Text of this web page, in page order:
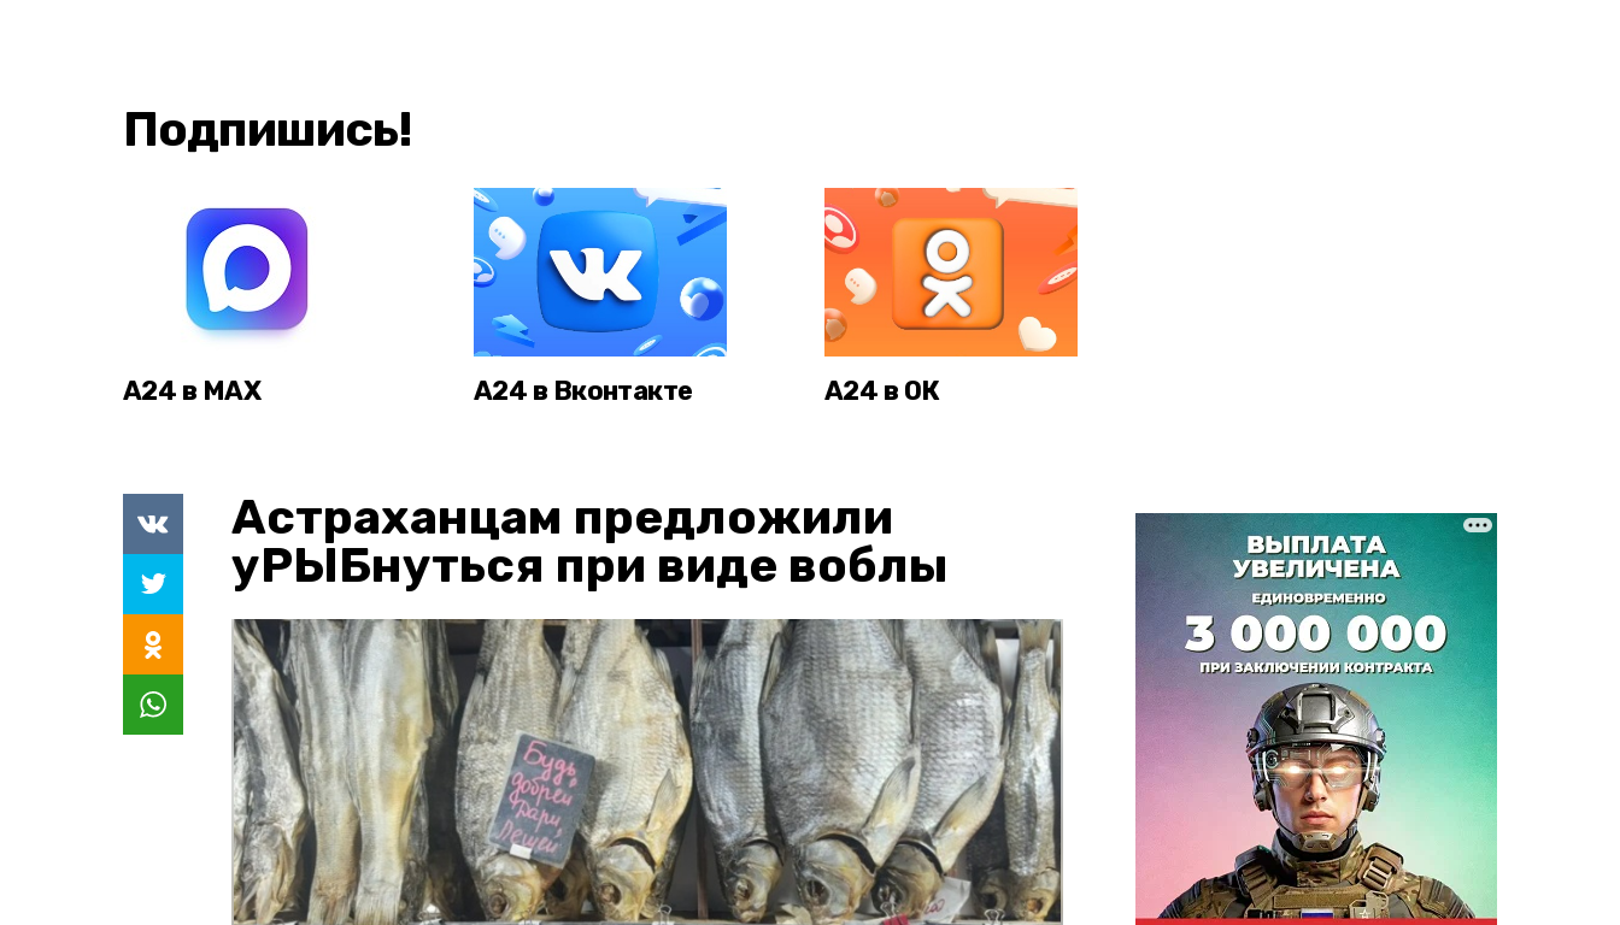
Подпишись!
А24 в MAX А24 в Вконтакте А24 в ОК
Астраханцам предложили
уРЫБнуться при виде воблы